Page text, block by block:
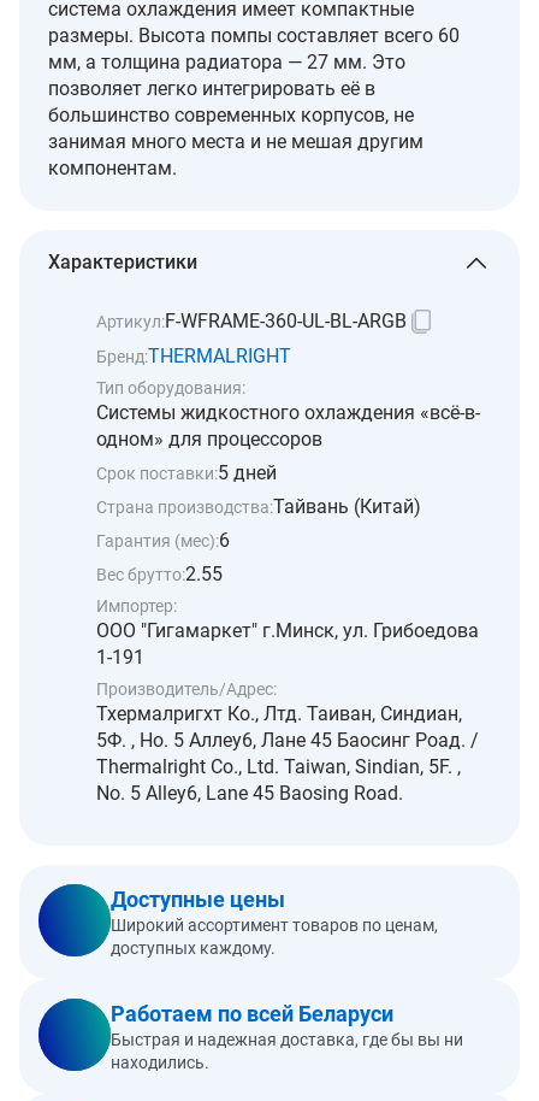
система охлаждения имеет компактные
размеры. Высота помпы составляет всего 60
мм, а толщина радиатора — 27 мм. Это
позволяет легко интегрировать её в
большинство современных корпусов, не
занимая много места и не мешая другим
компонентам.
Характеристики
Артикул:F-WFRAME-360-UL-BL-ARGB
Бренд:THERMALRIGHT
Тип оборудования:
Системы жидкостного охлаждения «всё-в-
одном» для процессоров
Срок поставки:5 дней
Страна производства:Тайвань (Китай)
Гарантия (мес):6
Вес брутто:2.55
Импортер:
ООО "Гигамаркет" г.Минск, ул. Грибоедова
1-191
Производитель/Адрес:
Тхермалригхт Ко., Лтд. Таиван, Синдиан,
5Ф. , Но. 5 Аллеу6, Лане 45 Баосинг Роад. /
Thermalright Co., Ltd. Taiwan, Sindian, 5F. ,
No. 5 Alley6, Lane 45 Baosing Road.
Доступные цены
Широкий ассортимент товаров по ценам,
доступных каждому.
Работаем по всей Беларуси
Быстрая и надежная доставка, где бы вы ни
находились.